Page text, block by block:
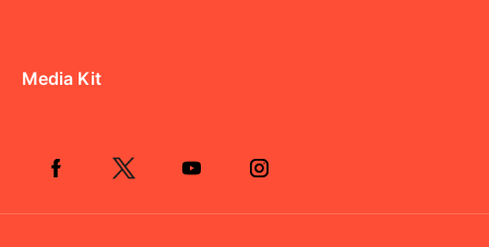
Media Kit